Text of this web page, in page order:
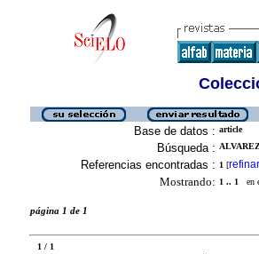
Base de datos : article
Búsqueda :
Referencias encontradas : 1 [refinar
Mostrando: 1 .. 1 en
página 1 de 1
1 / 1